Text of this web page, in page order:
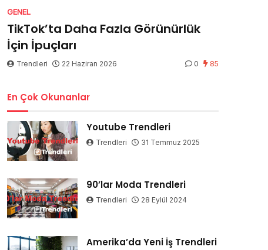
GENEL
TikTok’ta Daha Fazla Görünürlük
İçin İpuçları
Trendleri 22 Haziran 2026 0 85
En Çok Okunanlar
Youtube Trendleri
Trendleri 31 Temmuz 2025
90’lar Moda Trendleri
Trendleri 28 Eylül 2024
Amerika’da Yeni İş Trendleri